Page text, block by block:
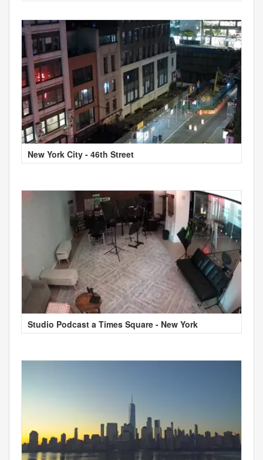
New York City - 46th Street
Studio Podcast a Times Square - New York